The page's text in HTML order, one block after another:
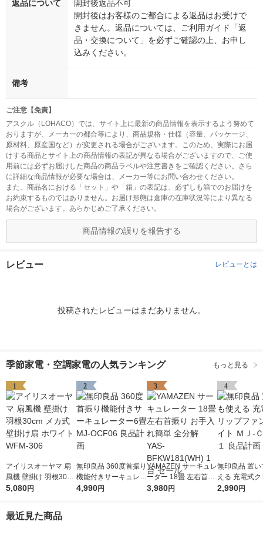
返品について
開封後返品不可
開封後はお客様のご都合による返品はお受けで
きません。返品については、ご利用ガイド「返
品・交換について」を必ずご確認の上、お申し
込みください。
備考
ご注意【免責】
アスクル（LOHACO）では、サイト上に最新の商品情報を表示するよう努めて
おりますが、メーカーの都合等により、商品規格・仕様（容量、パッケージ、
原材料、原産国など）が変更される場合がございます。このため、実際にお届
けする商品とサイト上の商品情報の表記が異なる場合がございますので、ご使
用前には必ずお届けした商品の商品ラベルや注意書きをご確認ください。さら
に詳細な商品情報が必要な場合は、メーカー等にお問い合わせください。
また、商品名における「セット」や「箱」の表記は、必ずしも箱でのお届けを
お約束するものではありません。お届け形態は倉庫の在庫状況等により異なる
場合がございます。あらかじめご了承ください。
商品情報の誤りを報告する
レビュー レビューとは
投稿されたレビューはまだありません。
季節家電・空調家電の人気ランキング もっと見る
1
アイリスオーヤマ 扇
風機 壁掛け 羽根30cm
メカ式 壁掛け扇 ホワ
5,080円
2
無印良品 360度首振り
機能付きサーキュレー
ター6畳 MJ-OCF06 良
4,990円
3
YAMAZEN サーキュレ
ーター 18畳 左右首振
り お手入れ簡単 全分
3,980円
4
無印良品 置い
える 充電式
ファン ホワイ
2,990円
最近見た商品